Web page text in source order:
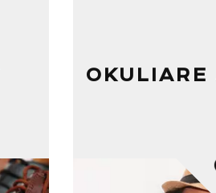
OKULIARE